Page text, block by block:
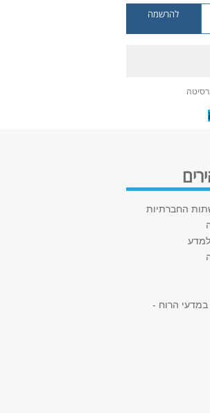
להרשמה
החברתיות
למדע
הרוח -